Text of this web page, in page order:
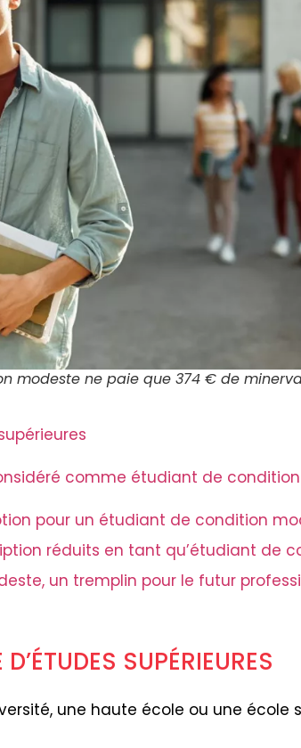
modeste ne paie que 374 € de
comme étudiant de
pour un étudiant de condition
réduits en tant qu’étudiant de
un tremplin pour le futur
SUPÉRIEURES
une haute école ou une école